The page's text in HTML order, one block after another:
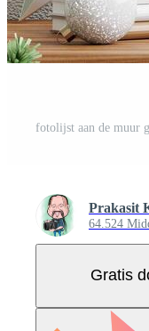
fotolijst aan de muur
Prakasit
64.524
Gratis